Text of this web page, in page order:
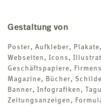
Gestaltung von
Poster, Aufkleber,
Webseiten, Icons,
Geschäftspapiere,
Magazine, Bücher,
Banner, Infografiken,
Zeitungsanzeigen,